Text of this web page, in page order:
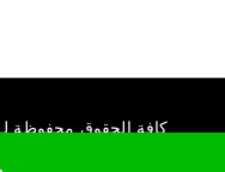
كافة الحقوق محفوظة